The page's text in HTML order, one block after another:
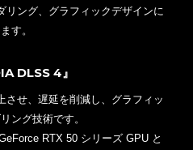
リング、グラフィックデザインに
す。
DLSS 4』
させ、遅延を削減し、グラフィッ
ング技術です。
RTX 50 シリーズ GPU と